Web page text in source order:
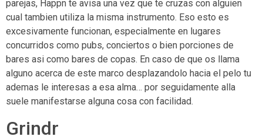
parejas, Happn te avisa una vez que te cruzas con alguien
cual tambien utiliza la misma instrumento. Eso esto es
excesivamente funcionan, especialmente en lugares
concurridos como pubs, conciertos o bien porciones de
bares asi­ como bares de copas. En caso de que os llama
alguno acerca de este marco desplazandolo hacia el pelo tu
ademas le interesas a esa alma… por seguidamente alla
suele manifestarse alguna cosa con facilidad.
Grindr